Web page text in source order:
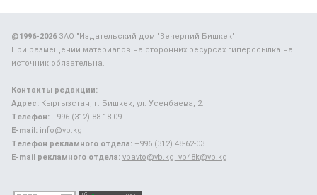
@1996-2026ЗАО "Издательский дом "Вечерний Бишкек"
При размещении материалов на сторонних ресурсах гиперссылка на
источник обязательна.
Контакты редакции:
Адрес: Кыргызстан, г. Бишкек, ул. Усенбаева, 2.
Телефон: +996 (312) 88-18-09.
E-mail: info@vb.kg
Телефон рекламного отдела: +996 (312) 48-62-03.
E-mail рекламного отдела: vbavto@vb.kg, vb48k@vb.kg